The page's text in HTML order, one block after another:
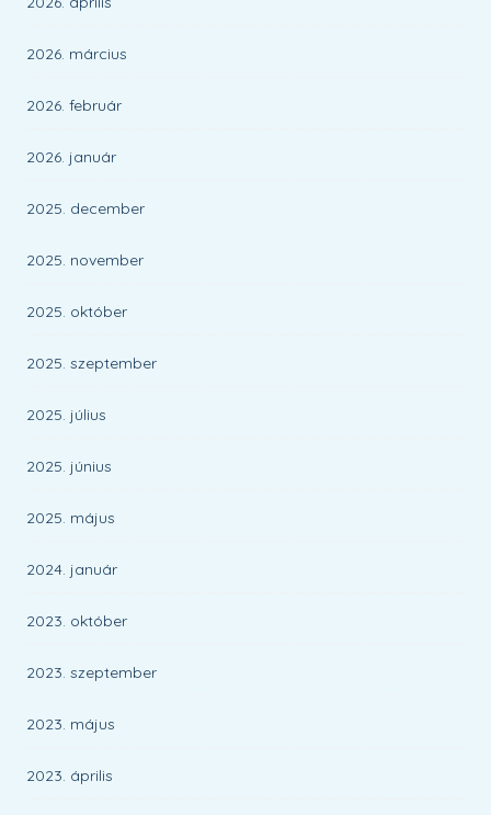
2026. március
2026. február
2026. január
2025. december
2025. november
2025. október
2025. szeptember
2025. július
2025. június
2025. május
2024. január
2023. október
2023. szeptember
2023. május
2023. április